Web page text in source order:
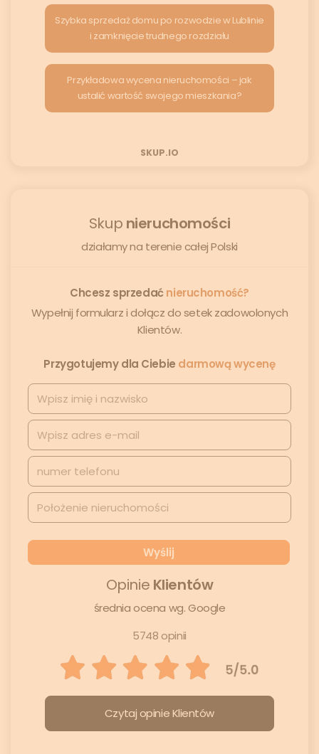
Szybka sprzedaż domu po rozwodzie w Lublinie
i zamknięcie trudnego rozdziału
Przykładowa wycena nieruchomości – jak
ustalić wartość swojego mieszkania?
SKUP.IO
Skup nieruchomości
działamy na terenie całej Polski
Chcesz sprzedaćnieruchomość?
Wypełnij formularz i dołącz do setek zadowolonych
Klientów.
Przygotujemy dla Ciebie darmową wycenę
Opinie Klientów
średnia ocena wg. Google
5748 opinii
Czytaj opinie Klientów